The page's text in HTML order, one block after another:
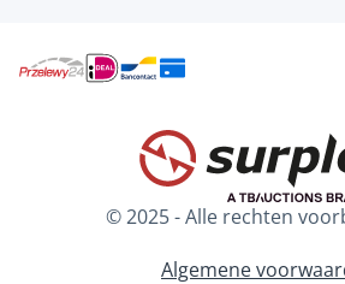
© 2025 - Alle rechten
Algemene